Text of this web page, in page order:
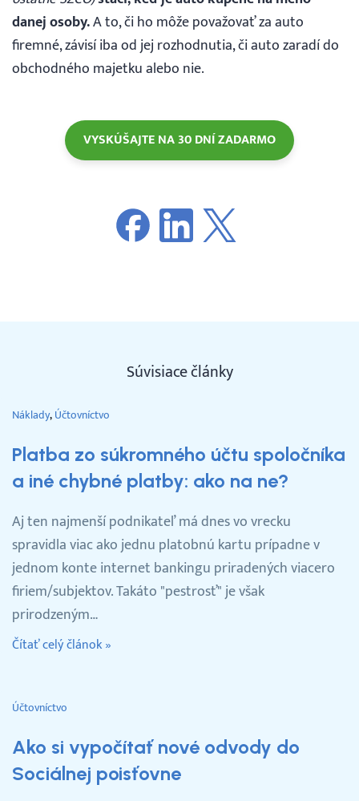
danej osoby.A to, či ho môže považovať za auto
firemné, závisí iba od jej rozhodnutia, či auto zaradí do
obchodného majetku alebo nie.
VYSKÚŠAJTE NA 30 DNÍ ZADARMO
Súvisiace články
Náklady Účtovníctvo
Platba zo súkromného účtu spoločníka
a iné chybné platby: ako na ne?
Aj ten najmenší podnikateľ má dnes vo vrecku
spravidla viac ako jednu platobnú kartu prípadne v
jednom konte internet bankingu priradených viacero
firiem/subjektov. Takáto "pestrosť" je však
prirodzeným…
Čítať celý článok »
Účtovníctvo
Ako si vypočítať nové odvody do
Sociálnej poisťovne